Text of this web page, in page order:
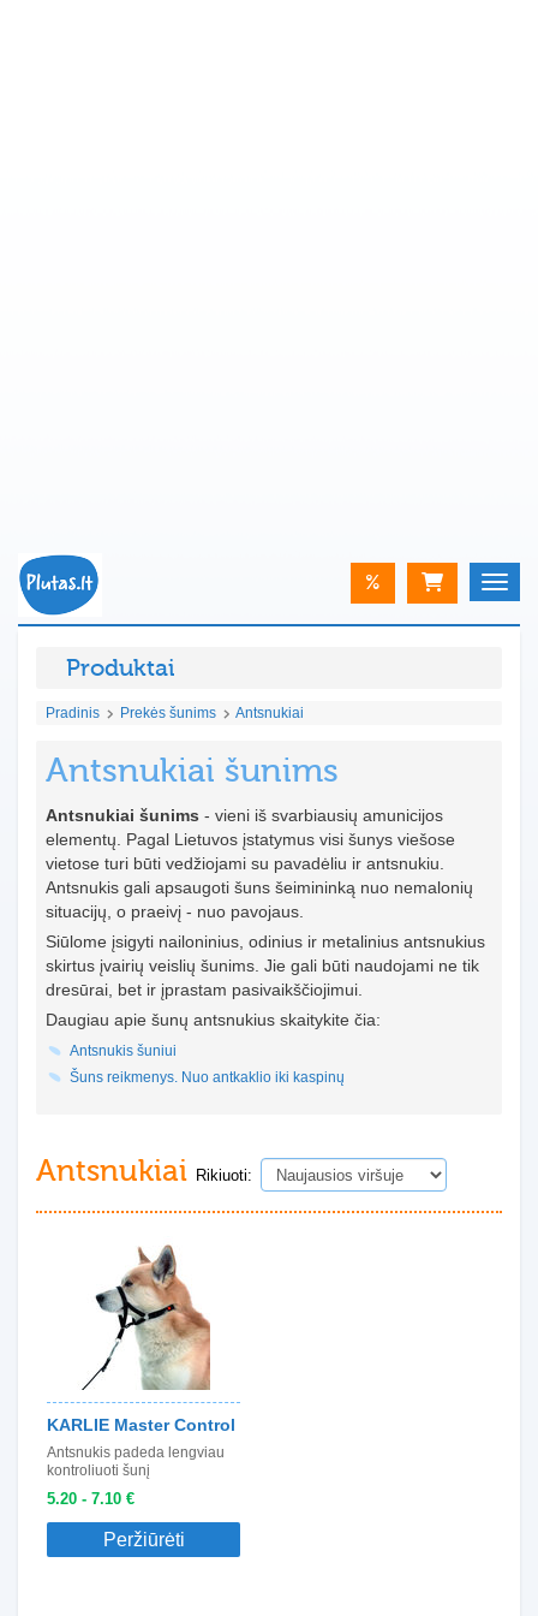
%
Produktai
Pradinis Prekės šunims Antsnukiai
Antsnukiai šunims
Antsnukiai šunims - vieni iš svarbiausių amunicijos
elementų. Pagal Lietuvos įstatymus visi šunys viešose
vietose turi būti vedžiojami su pavadėliu ir antsnukiu.
Antsnukis gali apsaugoti šuns šeimininką nuo nemalonių
situacijų, o praeivį - nuo pavojaus.
Siūlome įsigyti nailoninius, odinius ir metalinius antsnukius
skirtus įvairių veislių šunims. Jie gali būti naudojami ne tik
dresūrai, bet ir įprastam pasivaikščiojimui.
Daugiau apie šunų antsnukius skaitykite čia:
Antsnukis šuniui
Šuns reikmenys. Nuo antkaklio iki kaspinų
Antsnukiai Rikiuoti:
KARLIE Master Control
Antsnukis padeda lengviau
kontroliuoti šunį
5.20 - 7.10 €
Peržiūrėti